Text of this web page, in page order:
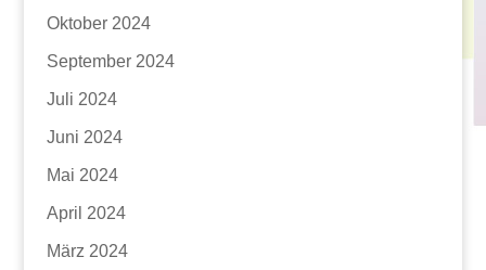
Oktober 2024
September 2024
Juli 2024
Juni 2024
Mai 2024
April 2024
März 2024